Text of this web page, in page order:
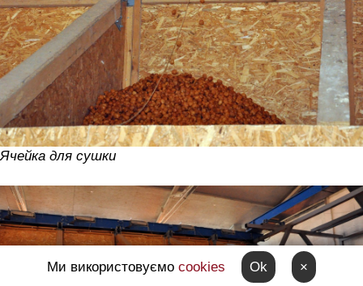
Ячейка для сушки
Ми використовуємо cookies Ok ×